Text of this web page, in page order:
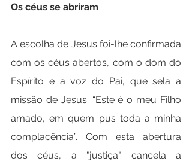
Os céus se abriram
A escolha de Jesus foi-lhe confirmada
com os céus abertos, com o dom do
Espírito e a voz do Pai, que sela a
missão de Jesus: “Este é o meu Filho
amado, em quem pus toda a minha
complacência”. Com esta abertura
dos céus, a "justiça" cancela a